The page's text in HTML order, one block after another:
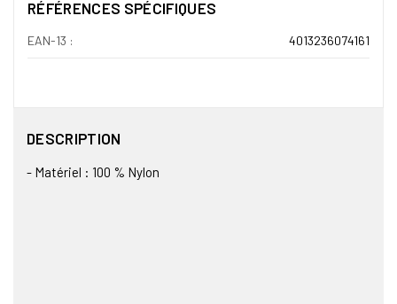
RÉFÉRENCES SPÉCIFIQUES
EAN-13 : 4013236074161
DESCRIPTION
- Matériel : 100 % Nylon